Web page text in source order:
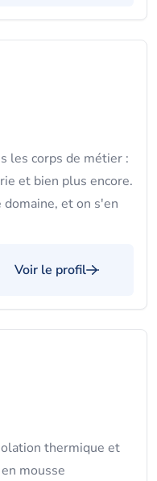
les corps de métier :
et bien plus encore.
et on s'en
Voir le profil
thermique et
mousse